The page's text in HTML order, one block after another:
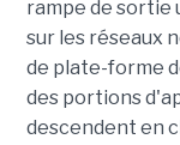
rampe de sortie
sur les réseaux
de plate-forme
des portions
descendent en